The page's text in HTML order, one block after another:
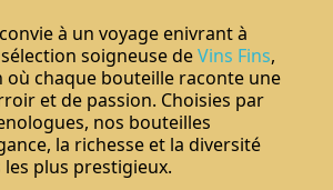
à un voyage enivrant à
soigneuse deVins Fins,
où chaque bouteille raconte une
et de passion. Choisies par
nos bouteilles
la richesse et la diversité
plus prestigieux.